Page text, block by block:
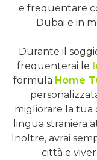
e frequentare
Dubai e in
Durante il
frequenterai le
formula Home
migliorare la tua
lingua straniera
Inoltre, avrai
città e